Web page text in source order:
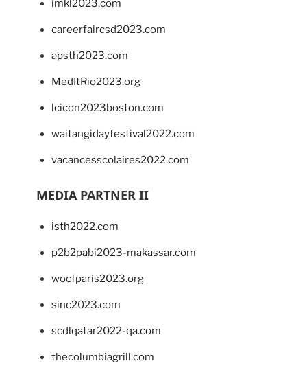
imkl2023.com
careerfaircsd2023.com
apsth2023.com
MedItRio2023.org
lcicon2023boston.com
waitangidayfestival2022.com
vacancesscolaires2022.com
MEDIA PARTNER II
isth2022.com
p2b2pabi2023-makassar.com
wocfparis2023.org
sinc2023.com
scdlqatar2022-qa.com
thecolumbiagrill.com